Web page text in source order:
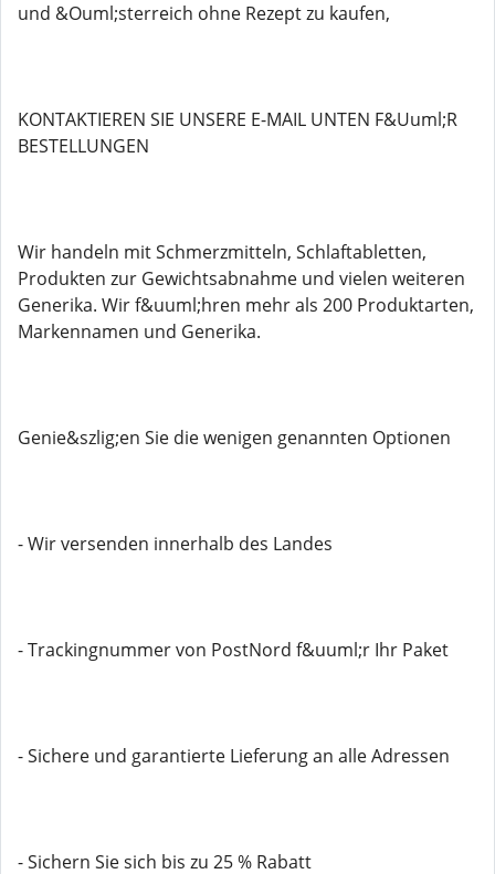
und &Ouml;sterreich ohne Rezept zu kaufen,
KONTAKTIEREN SIE UNSERE E-MAIL UNTEN F&Uuml;R
BESTELLUNGEN
Wir handeln mit Schmerzmitteln, Schlaftabletten,
Produkten zur Gewichtsabnahme und vielen weiteren
Generika. Wir f&uuml;hren mehr als 200 Produktarten,
Markennamen und Generika.
Genie&szlig;en Sie die wenigen genannten Optionen
- Wir versenden innerhalb des Landes
- Trackingnummer von PostNord f&uuml;r Ihr Paket
- Sichere und garantierte Lieferung an alle Adressen
- Sichern Sie sich bis zu 25 % Rabatt